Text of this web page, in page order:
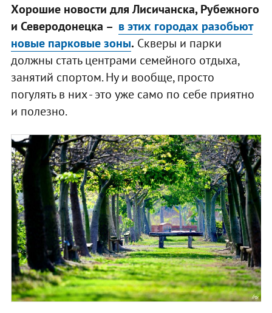
Хорошие новости для Лисичанска, Рубежного
и Северодонецка – в этих городах разобьют
новые парковые зоны. Скверы и парки
должны стать центрами семейного отдыха,
занятий спортом. Ну и вообще, просто
погулять в них - это уже само по себе приятно
и полезно.